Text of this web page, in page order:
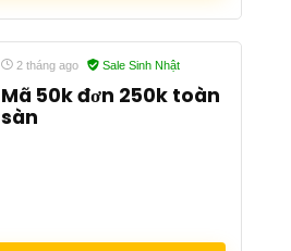
2 tháng ago Sale Sinh Nhật
Mã 50k đơn 250k toàn
sàn